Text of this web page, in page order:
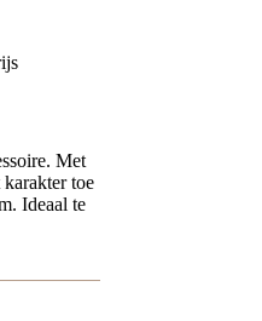
Met
toe
Ideaal te